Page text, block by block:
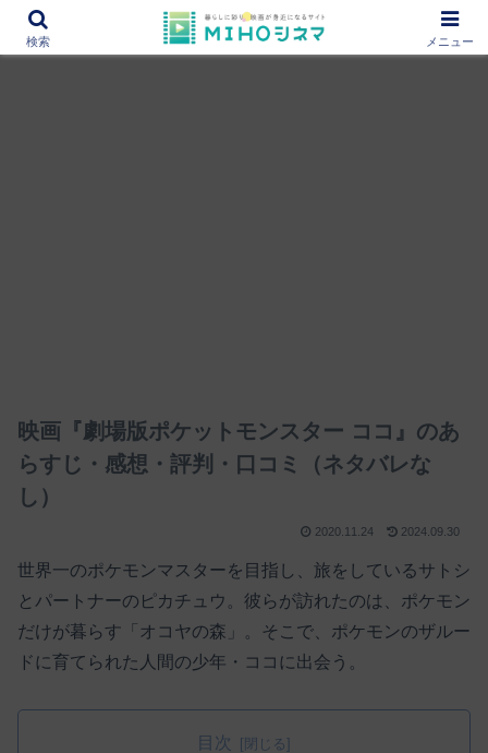
12000作品を紹介！あなたの映画図書館『MIHOシネマ』
映画『劇場版ポケットモンスター ココ』のあ
らすじ・感想・評判・口コミ（ネタバレな
し）
2020.11.24 2024.09.30
世界一のポケモンマスターを目指し、旅をしているサトシ
とパートナーのピカチュウ。彼らが訪れたのは、ポケモン
だけが暮らす「オコヤの森」。そこで、ポケモンのザルー
ドに育てられた人間の少年・ココに出会う。
目次
検索 メニュー